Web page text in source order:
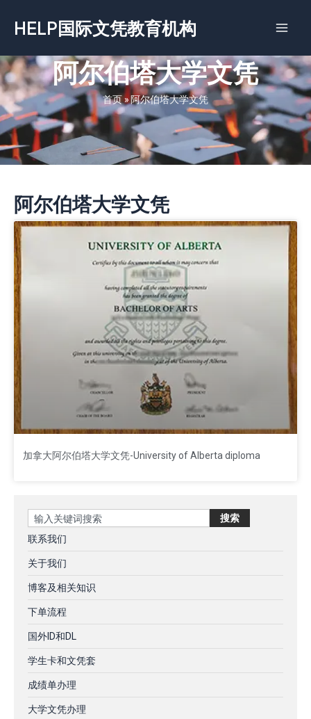
容
HELP国际文凭教育机构
阿尔伯塔大学文凭
首页»阿尔伯塔大学文凭
阿尔伯塔大学文凭
加拿大阿尔伯塔大学文凭-University of Alberta diploma
Search 搜索
联系我们
关于我们
博客及相关知识
下单流程
国外ID和DL
学生卡和文凭套
成绩单办理
大学文凭办理